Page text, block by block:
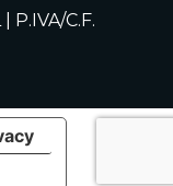
P.IVA/C.F.